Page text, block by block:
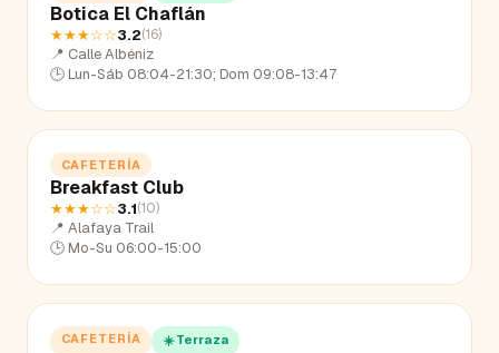
Botica El Chaflán
★★★☆☆3.2(16)
📍 Calle Albéniz
🕒 Lun-Sáb 08:04-21:30; Dom 09:08-13:47
CAFETERÍA
Breakfast Club
★★★☆☆3.1(10)
📍 Alafaya Trail
🕒 Mo-Su 06:00-15:00
CAFETERÍA ☀️ Terraza